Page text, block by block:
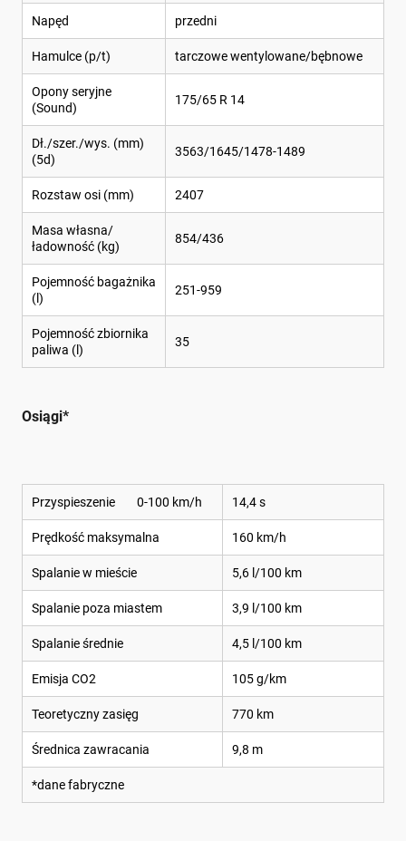
Napęd przedni
Hamulce (p/t) tarczowe wentylowane/bębnowe
Opony seryjne
(Sound)
175/65 R 14
Dł./szer./wys. (mm)
(5d)
3563/1645/1478-1489
Rozstaw osi (mm) 2407
Masa własna/
ładowność (kg)
854/436
Pojemność bagażnika
(l)
251-959
Pojemność zbiornika
paliwa (l)
35
Osiągi*
Przyspieszenie 0-100 km/h 14,4 s
Prędkość maksymalna 160 km/h
Spalanie w mieście 5,6 l/100 km
Spalanie poza miastem 3,9 l/100 km
Spalanie średnie 4,5 l/100 km
Emisja CO2 105 g/km
Teoretyczny zasięg 770 km
Średnica zawracania 9,8 m
*dane fabryczne